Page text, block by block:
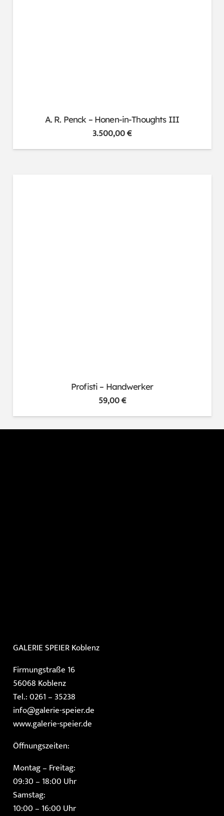
A. R. Penck – Honen-in-Thoughts III
3.500,00€
Profisti – Handwerker
59,00€
GALERIE SPEIERKoblenz
Firmungstraße 16
56068 Koblenz
Tel.: 0261 – 35238
info@galerie-speier.de
www.galerie-speier.de
Öffnungszeiten:
Montag – Freitag:
09:30 – 18:00 Uhr
Samstag:
10:00 – 16:00 Uhr